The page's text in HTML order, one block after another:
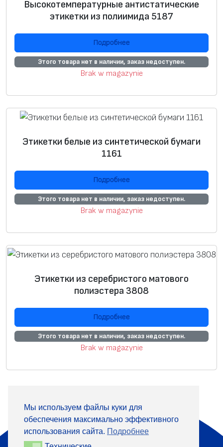
н
е
н
и
й
пустышки
Этикетки с
преднапеча
ткой
этикетки
а
ё
з
о
р
+
Высокотемпературные антистатические
этикетки из полиимида 5187
Подробнее
Этого товара нет в наличии, заказ недоступен.
Brak w magazynie
Этикетки белые из синтетической бумаги
1161
Подробнее
Этого товара нет в наличии, заказ недоступен.
Brak w magazynie
Этикетки из серебристого матового
полиэстера 3808
Подробнее
Этого товара нет в наличии, заказ недоступен.
Brak w magazynie
О компании
Продукция
Информация
Мы используем файлы куки для
обеспечения максимально эффективного
использования сайта. Подробнее